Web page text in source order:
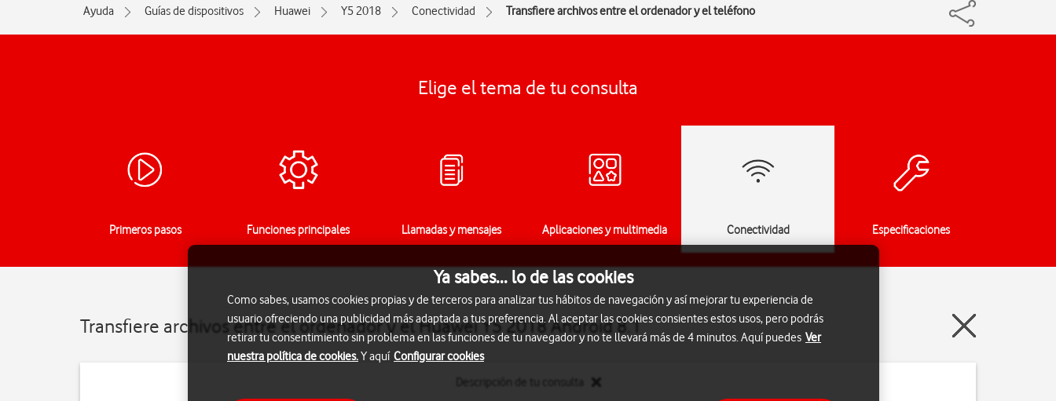
Ayuda Guías de dispositivos Huawei Y5 2018 Conectividad Transfiere archivos entre el ordenador y el teléfono
Elige el tema de tu consulta
Primeros pasos Funciones principales Llamadas y mensajes Aplicaciones y multimedia Conectividad Especificaciones
Transfiere archivos entre el ordenador y el Huawei Y5 2018 Android 8.1
Ya sabes... lo de las cookies
Como sabes, usamos cookies propias y de terceros para analizar tus hábitos de navegación y así mejorar tu experiencia de
usuario ofreciendo una publicidad más adaptada a tus preferencia. Al aceptar las cookies consientes estos usos, pero podrás
retirar tu consentimiento sin problema en las funciones de tu navegador y no te llevará más de 4 minutos. Aquí puedes Ver
nuestra política de cookies.Y aquí Configurar cookies